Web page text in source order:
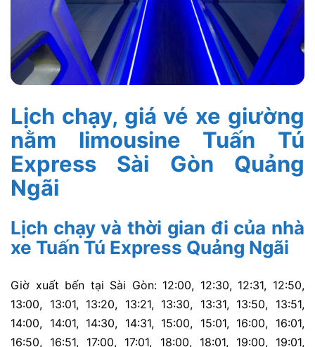
Lịch chạy, giá vé xe giường
nằm limousine Tuấn Tú
Express Sài Gòn Quảng
Ngãi
Lịch chạy và thời gian đi của nhà
xe Tuấn Tú Express Quảng Ngãi
Giờ xuất bến tại Sài Gòn: 12:00, 12:30, 12:31, 12:50,
13:00, 13:01, 13:20, 13:21, 13:30, 13:31, 13:50, 13:51,
14:00, 14:01, 14:30, 14:31, 15:00, 15:01, 16:00, 16:01,
16:50, 16:51, 17:00, 17:01, 18:00, 18:01, 19:00, 19:01,